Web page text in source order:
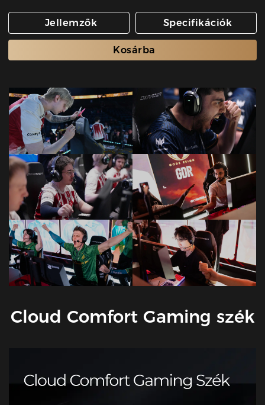
Jellemzők Specifikációk
Kosárba
Cloud Comfort Gaming szék